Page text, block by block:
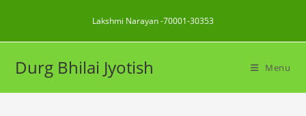
content
Lakshmi Narayan -70001-30353
Durg Bhilai Jyotish Menu